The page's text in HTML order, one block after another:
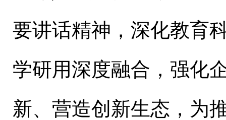
要讲话精神，深化教育
学研用深度融合，强化
新、营造创新生态，为